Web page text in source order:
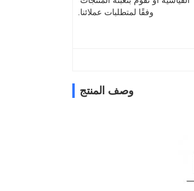
وفقًا لمتطلبات عملائنا.
وصف المنتج